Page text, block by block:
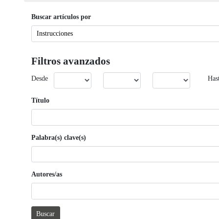
Buscar artículos por
Filtros avanzados
Desde
Título
Palabra(s) clave(s)
Autores/as
Buscar